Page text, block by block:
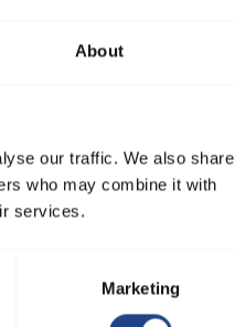
About
our traffic. We also share
who may combine it with
services.
Marketing